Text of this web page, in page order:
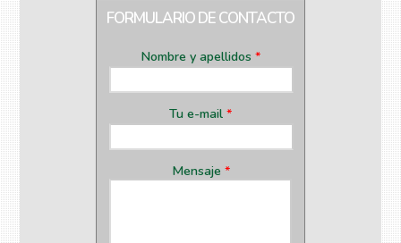
al
)
FORMULARIO DE CONTACTO
Nombre y apellidos *
Tu e-mail *
Mensaje *